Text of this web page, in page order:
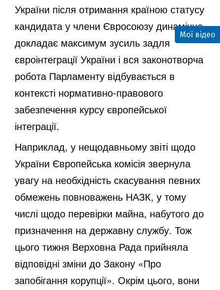
України після отримання країною статусу
кандидата у члени Євросоюзу динамічно
докладає максимум зусиль задля
євроінтеграції України і вся законотворча
робота Парламенту відбувається в
контексті нормативно-правового
забезпечення курсу європейської
інтеграції.
Наприклад, у нещодавньому звіті щодо
України Європейська комісія звернула
увагу на необхідність скасування певних
обмежень повноважень НАЗК, у тому
числі щодо перевірки майна, набутого до
призначення на державну службу. Тож
цього тижня Верховна Рада прийняла
відповідні зміни до Закону «Про
запобігання корупції». Окрім цього, вони
Мої відео